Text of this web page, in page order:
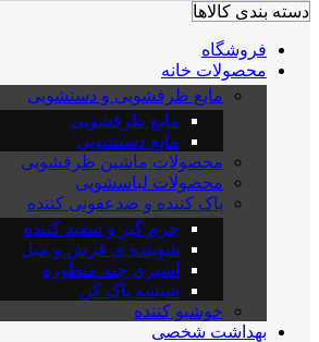
دسته بندی کالاها
فروشگاه
محصولات خانه
مایع ظرفشویی و دستشویی
مایع ظرفشویی
مایع دستشویی
محصولات ماشین ظرفشویی
محصولات لباسشویی
پاک کننده و ضدعفونی کننده
جرم گیر و سفید کننده
شوینده ی فرش و مبل
اسپری چند منظوره
شیشه پاک کن
خوشبو کننده
بهداشت شخصی